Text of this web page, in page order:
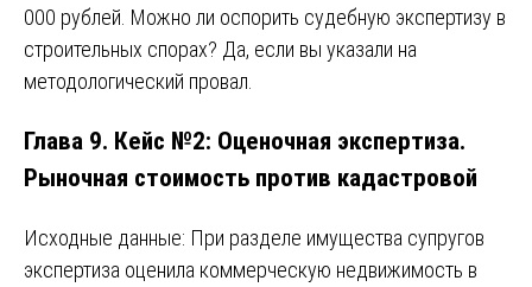
000 рублей. Можно ли оспорить судебную экспертизу в
строительных спорах? Да, если вы указали на
методологический провал.
Глава 9. Кейс №2: Оценочная экспертиза.
Рыночная стоимость против кадастровой
Исходные данные: При разделе имущества супругов
экспертиза оценила коммерческую недвижимость в